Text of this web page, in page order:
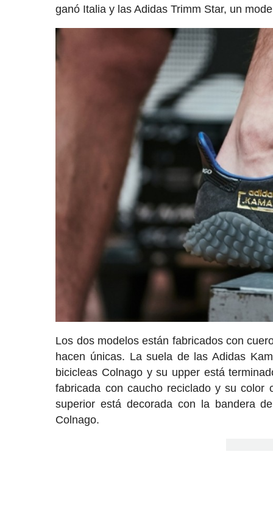
ganó Italia y las Adidas Trimm Star, un
Los dos modelos están fabricados con
hacen únicas. La suela de las Adidas
bicicleas Colnago y su upper está
fabricada con caucho reciclado y su color
superior está decorada con la bandera
Colnago.